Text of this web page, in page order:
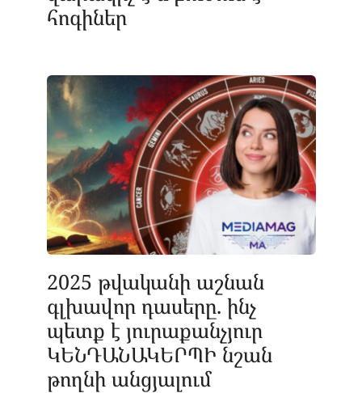
հոգիներ
2025 թվականի աշնան
գլխավոր դասերը. ինչ
պետք է յուրաքանչյուր
ԿԵՆԴԱՆԱԿԵՐՊԻ նշան
թողնի անցյալում